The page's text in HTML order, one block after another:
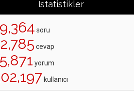
İstatistikler
soru
cevap
yorum
kullanıcı